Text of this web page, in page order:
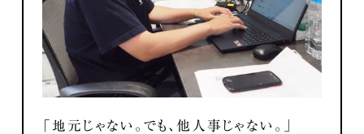
「地元じゃない。でも、他人事じゃない。」